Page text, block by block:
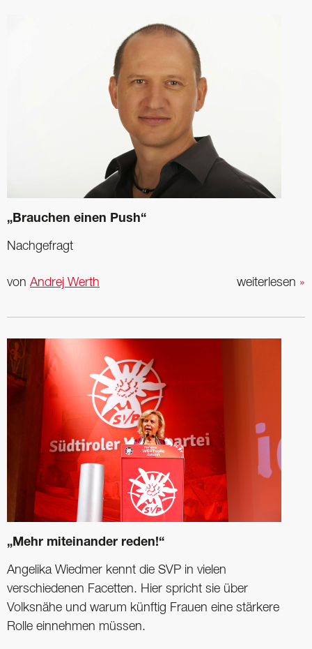
„Brauchen einen Push“
Nachgefragt
weiterlesen »
von Andrej Werth
„Mehr miteinander reden!“
Angelika Wiedmer kennt die SVP in vielen
verschiedenen Facetten. Hier spricht sie über
Volksnähe und warum künftig Frauen eine stärkere
Rolle einnehmen müssen.